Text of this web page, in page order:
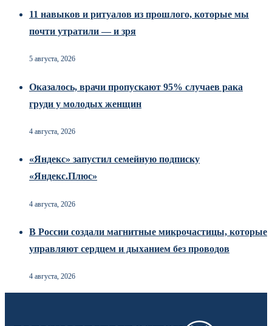
11 навыков и ритуалов из прошлого, которые мы
почти утратили — и зря
5 августа, 2026
Оказалось, врачи пропускают 95% случаев рака
груди у молодых женщин
4 августа, 2026
«Яндекс» запустил семейную подписку
«Яндекс.Плюс»
4 августа, 2026
В России создали магнитные микрочастицы, которые
управляют сердцем и дыханием без проводов
4 августа, 2026